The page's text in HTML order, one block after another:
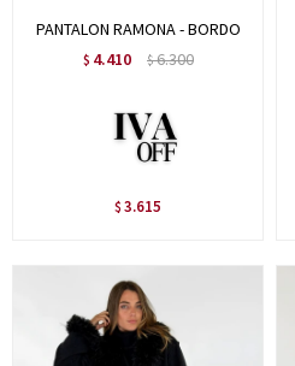
PANTALON RAMONA - BORDO
$ 4.410 $6.300
$ 3.615